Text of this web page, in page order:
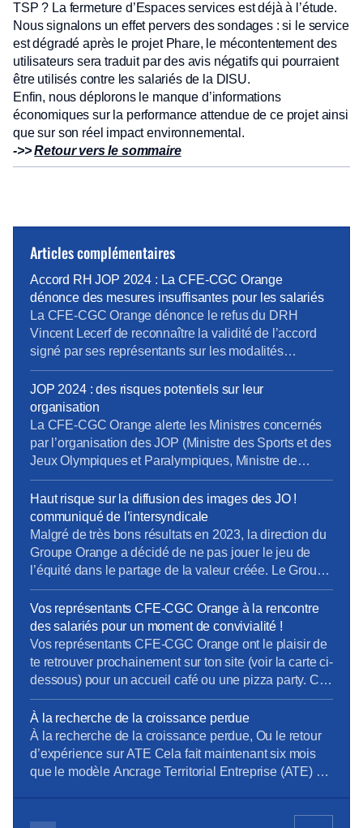
TSP ? La fermeture d’Espaces services est déjà à l’étude.
Nous signalons un effet pervers des sondages : si le service
est dégradé après le projet Phare, le mécontentement des
utilisateurs sera traduit par des avis négatifs qui pourraient
être utilisés contre les salariés de la DISU.
Enfin, nous déplorons le manque d’informations
économiques sur la performance attendue de ce projet ainsi
que sur son réel impact environnemental.
->>Retour vers le sommaire
Articles complémentaires
Accord RH JOP 2024 : La CFE-CGC Orange
dénonce des mesures insuffisantes pour les salariés
La CFE-CGC Orange dénonce le refus du DRH
Vincent Lecerf de reconnaître la validité de l’accord
signé par ses représentants sur les modalités
d’accompagnement RH des salariés dans le cadre
des Jeux Olympiques de Paris 2024. Ce refus met en
péril la mise en œuvre de ces mesures et menace le
bon déroulement des Jeux, […]
JOP 2024 : des risques potentiels sur leur
organisation
La CFE-CGC Orange alerte les Ministres concernés
par l’organisation des JOP (Ministre des Sports et des
Jeux Olympiques et Paralympiques, Ministre de
l’Intérieur, Ministre de l’Economie et des Finance) et
leur adresse un courrier sur la politique actuelle
d’Orange en matière de : – délocalisation, – PDV, –
recours à la sous-traitance, – congés des […]
Haut risque sur la diffusion des images des JO !
communiqué de l’intersyndicale
Malgré de très bons résultats en 2023, la direction du
Groupe Orange a décidé de ne pas jouer le jeu de
l’équité dans le partage de la valeur créée. Le Groupe
a dégagé près de 3 milliards d’euros de résultat net.
La direction en distribue près de 65% aux
actionnaires et seulement 3% à l’augmentation […]
Vos représentants CFE-CGC Orange à la rencontre
des salariés pour un moment de convivialité !
Vos représentants CFE-CGC Orange ont le plaisir de
te retrouver prochainement sur ton site (voir la carte ci-
dessous) pour un accueil café ou une pizza party. Ce
sera un moment de convivialité, d’échange et de
partage entre collègues. Au plaisir de vous retrouver
dès le mois de septembre !
À la recherche de la croissance perdue
À la recherche de la croissance perdue, Ou le retour
d’expérience sur ATE Cela fait maintenant six mois
que le modèle Ancrage Territorial Entreprise (ATE) est
sont trompeurs. Le management est devenu hyper